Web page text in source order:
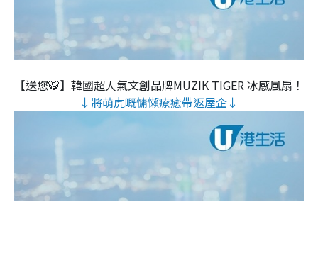
【送您🐯】韓國超人氣文創品牌MUZIK TIGER 冰感風扇！
↓將萌虎嘅慵懶療癒帶返屋企↓